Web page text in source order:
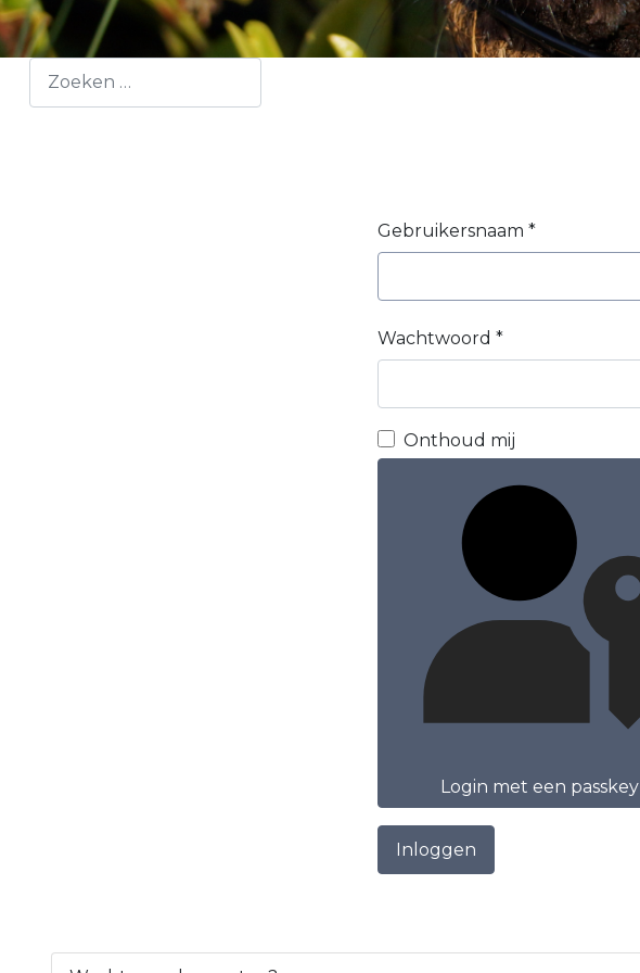
Zoeken
Gebruikersnaam *
Wachtwoord *
Onthoud mij
Login met een passkey
Inloggen
Opvoeding
Voortplanting